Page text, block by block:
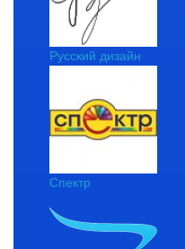
Русский дизайн
Спектр